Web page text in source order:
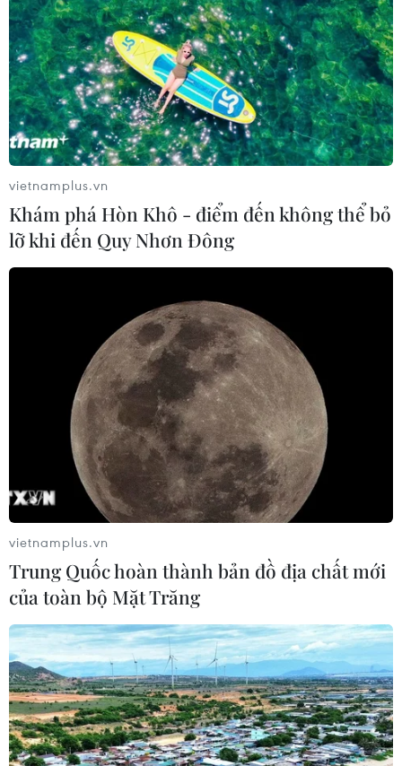
vietnamplus.vn
Khám phá Hòn Khô - điểm đến không thể bỏ
lỡ khi đến Quy Nhơn Đông
vietnamplus.vn
Trung Quốc hoàn thành bản đồ địa chất mới
của toàn bộ Mặt Trăng